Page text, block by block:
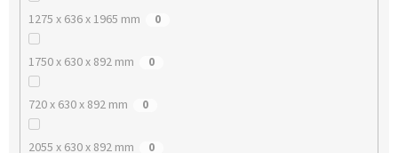
1275 x 636 x 1965 mm 0
1750 x 630 x 892 mm 0
720 x 630 x 892 mm 0
2055 x 630 x 892 mm 0